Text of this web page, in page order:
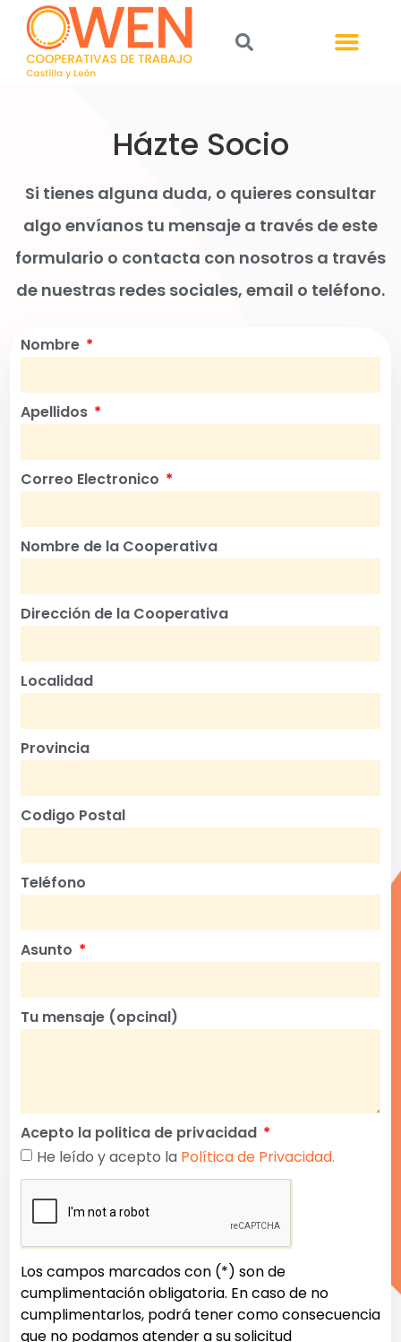
Házte Socio
Si tienes alguna duda, o quieres consultar
algo envíanos tu mensaje a través de este
formulario o contacta con nosotros a través
de nuestras redes sociales, email o teléfono.
Nombre
Apellidos
Correo Electronico
Nombre de la Cooperativa
Dirección de la Cooperativa
Localidad
Provincia
Codigo Postal
Teléfono
Asunto
Tu mensaje (opcinal)
Acepto la politica de privacidad
He leído y acepto la Política de Privacidad.
Los campos marcados con (*) son de
cumplimentación obligatoria. En caso de no
cumplimentarlos, podrá tener como consecuencia
que no podamos atender a su solicitud